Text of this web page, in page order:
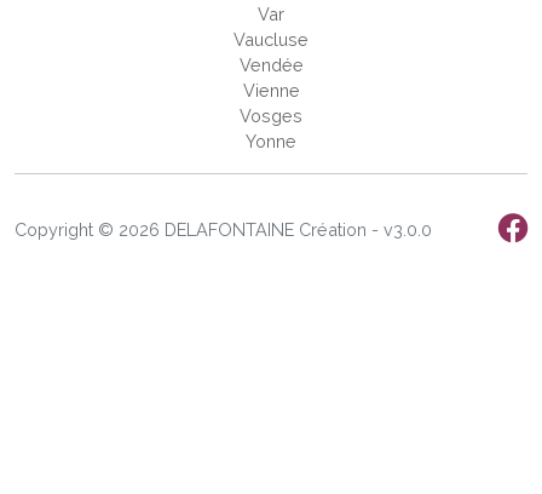
Var
Vaucluse
Vendée
Vienne
Vosges
Yonne
Copyright © 2026 DELAFONTAINE Création - v3.0.0